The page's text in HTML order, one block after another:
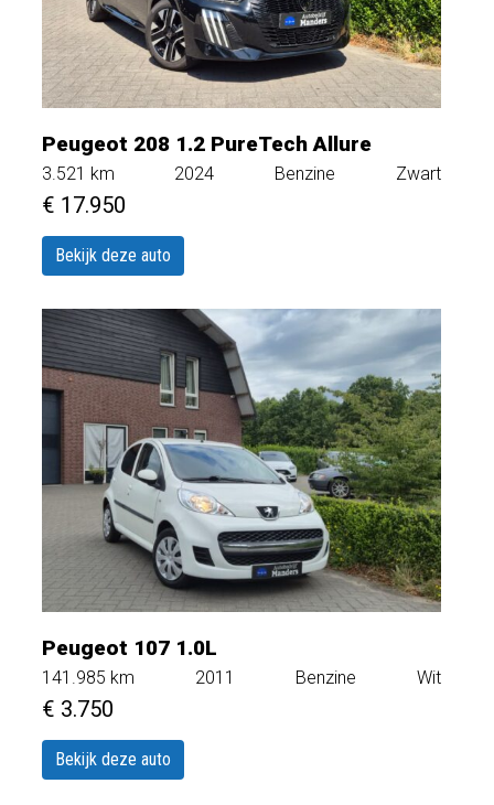
Peugeot 208 1.2 PureTech Allure
3.521 km 2024 Benzine Zwart
€ 17.950
Bekijk deze auto
Peugeot 107 1.0L
141.985 km 2011 Benzine Wit
€ 3.750
Bekijk deze auto